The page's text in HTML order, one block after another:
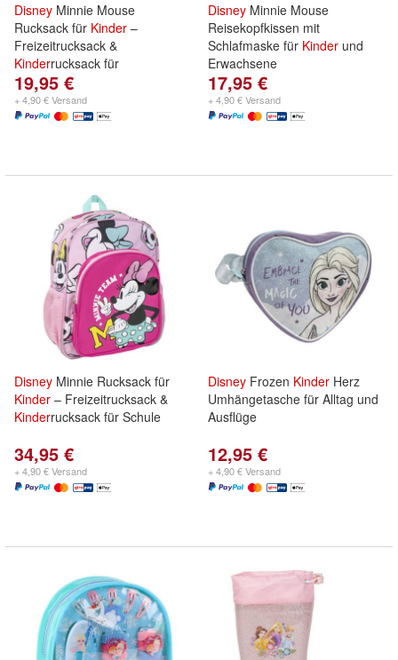
Disney Minnie Mouse
Rucksack für Kinder –
Freizeitrucksack &
Kinderrucksack für
19,95 €
+ 4,90 € Versand
Disney Minnie Mouse
Reisekopfkissen mit
Schlafmaske für Kinder und
Erwachsene
17,95 €
+ 4,90 € Versand
Disney Minnie Rucksack für
Kinder – Freizeitrucksack &
Kinderrucksack für Schule
34,95 €
+ 4,90 € Versand
Disney Frozen Kinder Herz
Umhängetasche für Alltag und
Ausflüge
12,95 €
+ 4,90 € Versand